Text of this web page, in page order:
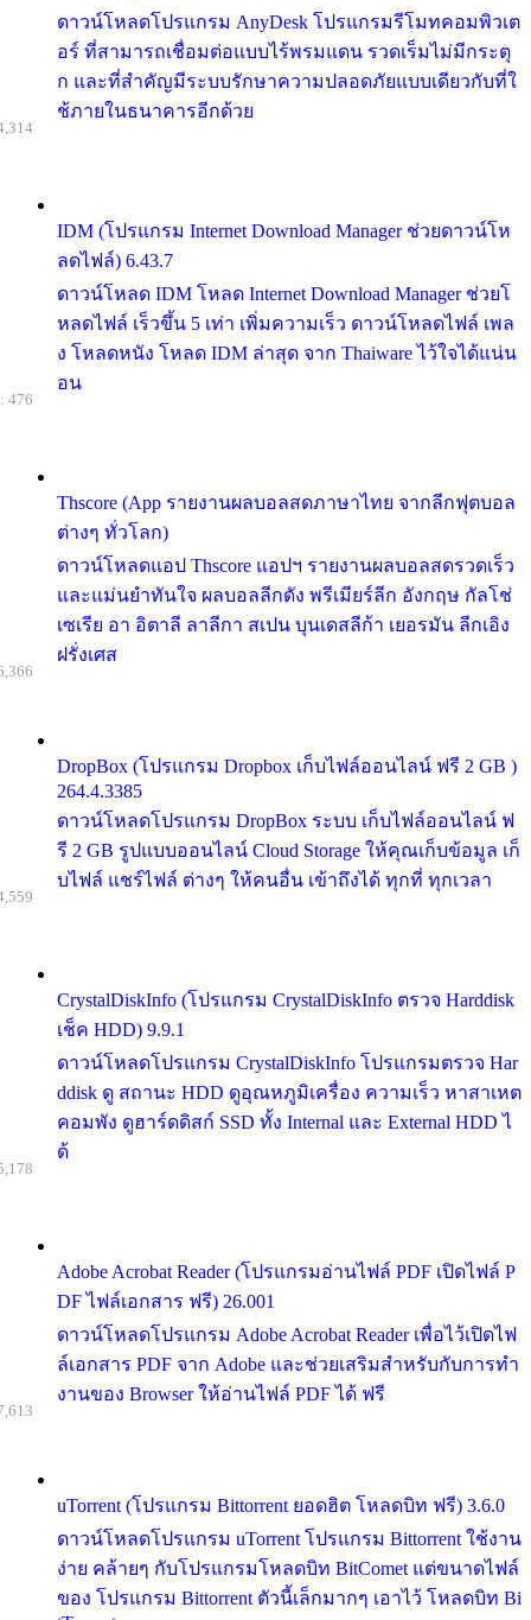
ดาวน์โหลดโปรแกรม AnyDesk โปรแกรมรีโมทคอมพิวเต
อร์ ที่สามารถเชื่อมต่อแบบไร้พรมแดน รวดเร็มไม่มีกระตุ
ก และที่สำคัญมีระบบรักษาความปลอดภัยแบบเดียวกับที่ใ
ช้ภายในธนาคารอีกด้วย
IDM (โปรแกรม Internet Download Manager ช่วยดาวน์โห
ลดไฟล์) 6.43.7
ดาวน์โหลด IDM โหลด Internet Download Manager ช่วยโ
หลดไฟล์ เร็วขึ้น 5 เท่า เพิ่มความเร็ว ดาวน์โหลดไฟล์ เพล
ง โหลดหนัง โหลด IDM ล่าสุด จาก Thaiware ไว้ใจได้แน่น
อน
Thscore (App รายงานผลบอลสดภาษาไทย จากลีกฟุตบอล
ต่างๆ ทั่วโลก)
ดาวน์โหลดแอป Thscore แอปฯ รายงานผลบอลสดรวดเร็ว
และแม่นยำทันใจ ผลบอลลีกดัง พรีเมียร์ลีก อังกฤษ กัลโช่
เซเรีย อา อิตาลี ลาลีกา สเปน บุนเดสลีก้า เยอรมัน ลีกเอิง
ฝรั่งเศส
476
DropBox (โปรแกรม Dropbox เก็บไฟล์ออนไลน์ ฟรี 2 GB )
264.4.3385
ดาวน์โหลดโปรแกรม DropBox ระบบ เก็บไฟล์ออนไลน์ ฟ
รี 2 GB รูปแบบออนไลน์ Cloud Storage ให้คุณเก็บข้อมูล เก็
บไฟล์ แชร์ไฟล์ ต่างๆ ให้คนอื่น เข้าถึงได้ ทุกที่ ทุกเวลา
CrystalDiskInfo (โปรแกรม CrystalDiskInfo ตรวจ Harddisk
เช็ค HDD) 9.9.1
ดาวน์โหลดโปรแกรม CrystalDiskInfo โปรแกรมตรวจ Har
ddisk ดู สถานะ HDD ดูอุณหภูมิเครื่อง ความเร็ว หาสาเหต
คอมพัง ดูฮาร์ดดิสก์ SSD ทั้ง Internal และ External HDD ไ
ด้
Adobe Acrobat Reader (โปรแกรมอ่านไฟล์ PDF เปิดไฟล์ P
DF ไฟล์เอกสาร ฟรี) 26.001
ดาวน์โหลดโปรแกรม Adobe Acrobat Reader เพื่อไว้เปิดไฟ
ล์เอกสาร PDF จาก Adobe และช่วยเสริมสำหรับกับการทำ
งานของ Browser ให้อ่านไฟล์ PDF ได้ ฟรี
uTorrent (โปรแกรม Bittorrent ยอดฮิต โหลดบิท ฟรี) 3.6.0
ดาวน์โหลดโปรแกรม uTorrent โปรแกรม Bittorrent ใช้งาน
ง่าย คล้ายๆ กับโปรแกรมโหลดบิท BitComet แต่ขนาดไฟล์
ของ โปรแกรม Bittorrent ตัวนี้เล็กมากๆ เอาไว้ โหลดบิท Bi